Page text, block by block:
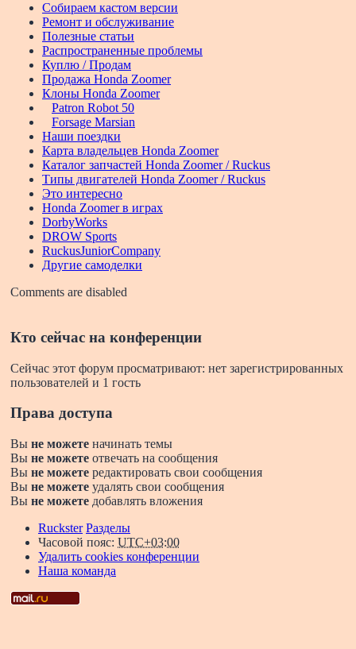
Собираем кастом версии
Ремонт и обслуживание
Полезные статьи
Распространенные проблемы
Куплю / Продам
Продажа Honda Zoomer
Клоны Honda Zoomer
Patron Robot 50
Forsage Marsian
Наши поездки
Карта владельцев Honda Zoomer
Каталог запчастей Honda Zoomer / Ruckus
Типы двигателей Honda Zoomer / Ruckus
Это интересно
Honda Zoomer в играх
DorbyWorks
DROW Sports
RuckusJuniorCompany
Другие самоделки
Comments are disabled
Кто сейчас на конференции
Сейчас этот форум просматривают: нет зарегистрированных
пользователей и 1 гость
Права доступа
Вы не можете начинать темы
Вы не можете отвечать на сообщения
Вы не можете редактировать свои сообщения
Вы не можете удалять свои сообщения
Вы не можете добавлять вложения
Ruckster Разделы
Часовой пояс: UTC+03:00
Удалить cookies конференции
Наша команда